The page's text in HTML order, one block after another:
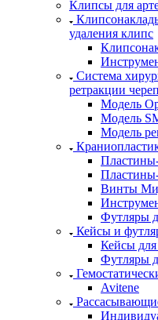
Клипсы для
удаления клипс
Система
ретракции
Модель
Модель
Модель
Винты
Футляры
Кейсы и
Кейсы
Футляры
Avitene